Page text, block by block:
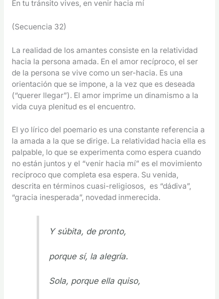
En tu tránsito vives, en venir hacia mí
(Secuencia 32)
La realidad de los amantes consiste en la relatividad
hacia la persona amada. En el amor recíproco, el ser
de la persona se vive como un ser-hacia. Es una
orientación que se impone, a la vez que es deseada
(“querer llegar”). El amor imprime un dinamismo a la
vida cuya plenitud es el encuentro.
El yo lírico del poemario es una constante referencia a
la amada a la que se dirige. La relatividad hacia ella es
palpable, lo que se experimenta como espera cuando
no están juntos y el “venir hacia mí” es el movimiento
recíproco que completa esa espera. Su venida,
descrita en términos cuasi-religiosos, es “dádiva”,
“gracia inesperada”, novedad inmerecida.
Y súbita, de pronto,
porque sí, la alegría.
Sola, porque ella quiso,